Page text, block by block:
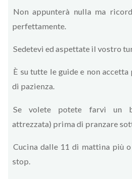
Non appunterà nulla ma
perfettamente.
Sedetevi ed aspettate il vostro
È su tutte le guide e non
di pazienza.
Se volete potete farvi un
attrezzata) prima di pranzare
Cucina dalle 11 di mattina più
stop.